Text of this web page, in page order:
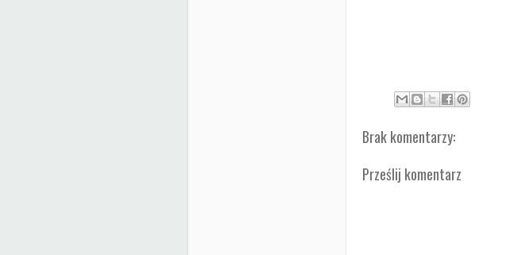
Brak komentarzy:
Prześlij komentarz